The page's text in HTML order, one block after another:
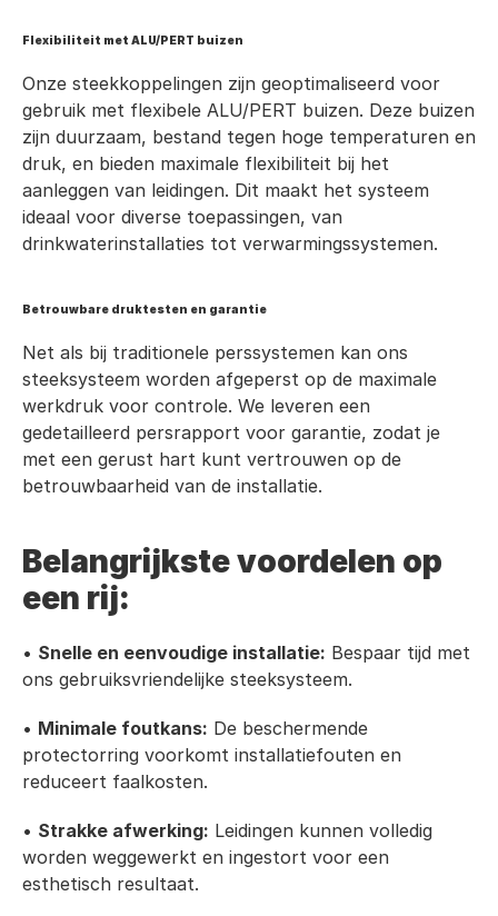
Flexibiliteit met ALU/PERT buizen
Onze steekkoppelingen zijn geoptimaliseerd voor
gebruik met flexibele ALU/PERT buizen. Deze buizen
zijn duurzaam, bestand tegen hoge temperaturen en
druk, en bieden maximale flexibiliteit bij het
aanleggen van leidingen. Dit maakt het systeem
ideaal voor diverse toepassingen, van
drinkwaterinstallaties tot verwarmingssystemen.
Betrouwbare druktesten en garantie
Net als bij traditionele perssystemen kan ons
steeksysteem worden afgeperst op de maximale
werkdruk voor controle. We leveren een
gedetailleerd persrapport voor garantie, zodat je
met een gerust hart kunt vertrouwen op de
betrouwbaarheid van de installatie.
Belangrijkste voordelen op
een rij:
• Snelle en eenvoudige installatie: Bespaar tijd met
ons gebruiksvriendelijke steeksysteem.
• Minimale foutkans: De beschermende
protectorring voorkomt installatiefouten en
reduceert faalkosten.
• Strakke afwerking: Leidingen kunnen volledig
worden weggewerkt en ingestort voor een
esthetisch resultaat.